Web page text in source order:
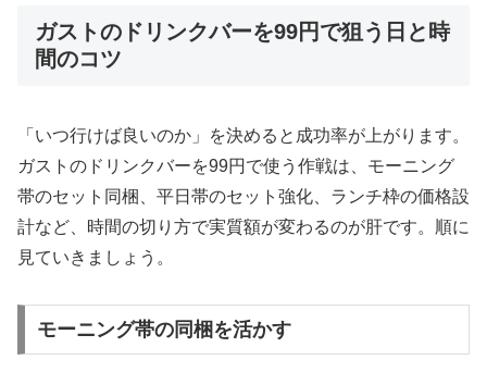
ガストのドリンクバーを99円で狙う日と時
間のコツ
「いつ行けば良いのか」を決めると成功率が上がります。
ガストのドリンクバーを99円で使う作戦は、モーニング
帯のセット同梱、平日帯のセット強化、ランチ枠の価格設
計など、時間の切り方で実質額が変わるのが肝です。順に
見ていきましょう。
モーニング帯の同梱を活かす